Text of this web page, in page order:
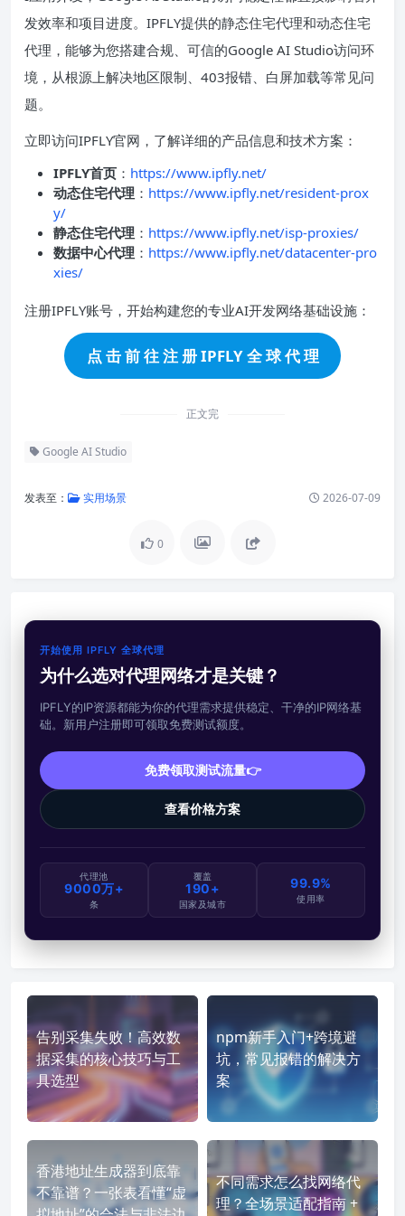
发效率和项目进度。IPFLY提供的静态住宅代理和动态住宅
代理，能够为您搭建合规、可信的Google AI Studio访问环
境，从根源上解决地区限制、403报错、白屏加载等常见问
题。
立即访问IPFLY官网，了解详细的产品信息和技术方案：
IPFLY首页 ： https://www.ipfly.net/
动态住宅代理 ： https://www.ipfly.net/resident-prox
y/
静态住宅代理 ： https://www.ipfly.net/isp-proxies/
数据中心代理 ： https://www.ipfly.net/datacenter-pro
xies/
注册IPFLY账号，开始构建您的专业AI开发网络基础设施：
点 击 前 往 注 册 IPFLY 全 球 代 理
正文完
Google AI Studio
发表至： 实用场景 2026-07-09
0
开始使用 IPFLY 全球代理
为什么选对代理网络才是关键？
IPFLY的IP资源都能为你的代理需求提供稳定、干净的IP网络基
础。新用户注册即可领取免费测试额度。
免费领取测试流量👉
查看价格方案
代理池
9000万+
条
覆盖
190+
国家及城市
99.9%
使用率
告别采集失败！高效数
据采集的核心技巧与工
具选型
npm新手入门+跨境避
坑，常见报错的解决方
案
香港地址生成器到底靠
不靠谱？一张表看懂“虚
不同需求怎么找网络代
理？全场景适配指南 +